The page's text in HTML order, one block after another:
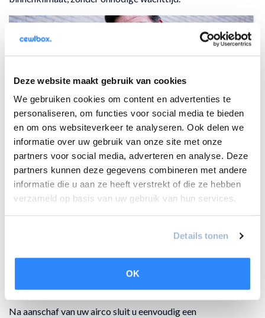
Deze website maakt gebruik van cookies
We gebruiken cookies om content en advertenties te
personaliseren, om functies voor social media te bieden
en om ons websiteverkeer te analyseren. Ook delen we
informatie over uw gebruik van onze site met onze
partners voor social media, adverteren en analyse. Deze
partners kunnen deze gegevens combineren met andere
informatie die u aan ze heeft verstrekt of die ze hebben
verzameld op basis van uw gebruik van hun services.
Details tonen
OK
Aircoservice in regio
Na aanschaf van uw airco sluit u eenvoudig een